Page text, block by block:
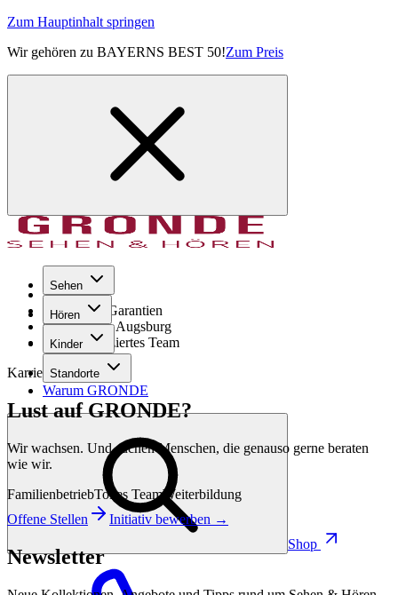
Zum Hauptinhalt springen
Wir gehören zu BAYERNS BEST 50!Zum Preis
Sehen
Hören
Kinder
Standorte
Warum GRONDE
Shop
Seit 1971
GRONDE Garantien
8× im Raum Augsburg
Hochqualifiziertes Team
Karriere
Lust auf GRONDE?
Wir wachsen. Und suchen Menschen, die genauso gerne beraten
wie wir.
FamilienbetriebTolles TeamWeiterbildung
Offene Stellen
Initiativ bewerben →
Newsletter